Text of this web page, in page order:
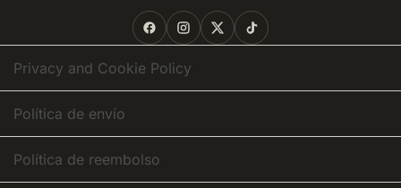
Newsletter:
Privacy and Cookie Policy
Política de envío
Política de reembolso